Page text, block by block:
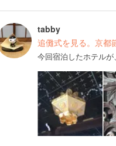
tabby
追儺式を見る。京都
今回宿泊したホテルが